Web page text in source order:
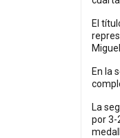
El
En la
La
por 3-